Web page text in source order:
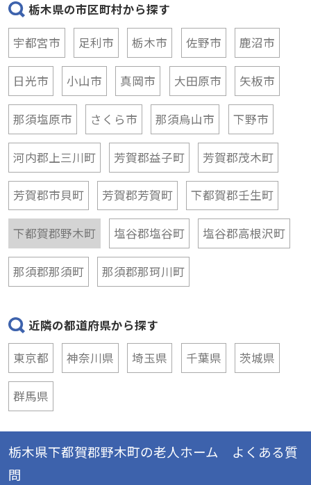
栃木県の市区町村から探す
宇都宮市
足利市 栃木市 佐野市 鹿沼市
日光市 小山市 真岡市 大田原市 矢板市
那須塩原市 さくら市 那須烏山市 下野市
河内郡上三川町 芳賀郡益子町 芳賀郡茂木町
芳賀郡市貝町 芳賀郡芳賀町 下都賀郡壬生町
下都賀郡野木町 塩谷郡塩谷町 塩谷郡高根沢町
那須郡那須町 那須郡那珂川町
近隣の都道府県から探す
東京都
神奈川県 埼玉県 千葉県 茨城県
群馬県
栃木県下都賀郡野木町の老人ホーム よくある質
問